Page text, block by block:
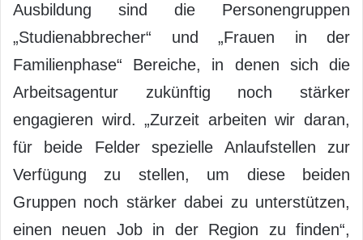
Ausbildung sind die Personengruppen
„Studienabbrecher“ und „Frauen in der
Familienphase“ Bereiche, in denen sich die
Arbeitsagentur zukünftig noch stärker
engagieren wird. „Zurzeit arbeiten wir daran,
für beide Felder spezielle Anlaufstellen zur
Verfügung zu stellen, um diese beiden
Gruppen noch stärker dabei zu unterstützen,
einen neuen Job in der Region zu finden“,